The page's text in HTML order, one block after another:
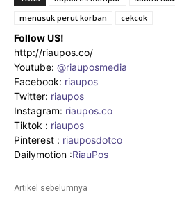
menusuk perut korban
cekcok
Follow US!
http://riaupos.co/
Youtube: @riauposmedia
Facebook: riaupos
Twitter: riaupos
Instagram: riaupos.co
Tiktok : riaupos
Pinterest : riauposdotco
Dailymotion :RiauPos
Artikel sebelumnya